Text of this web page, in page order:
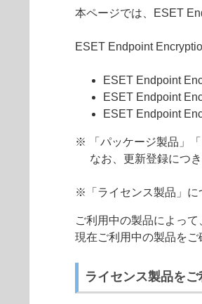
本ページでは、ESET
ESET Endpoint
ESET Endpoint
ESET Endpoint
ESET Endpoint
※ 「パッケージ製品」
なお、更新登録につ
※「ライセンス製品」に
ご利用中の製品によっ
現在ご利用中の製品を
ライセンス製品を